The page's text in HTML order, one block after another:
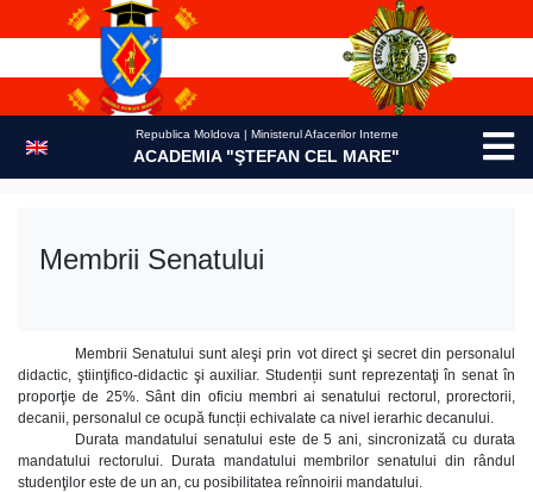
Republica Moldova | Ministerul Afacerilor Interne
ACADEMIA "ŞTEFAN CEL MARE"
Membrii Senatului
Membrii Senatului sunt aleşi prin vot direct şi secret din personalul
didactic, ştiinţifico-didactic şi auxiliar. Studenții sunt reprezentaţi în senat în
proporţie de 25%. Sânt din oficiu membri ai senatului rectorul, prorectorii,
decanii, personalul ce ocupă funcții echivalate ca nivel ierarhic decanului.
Durata mandatului senatului este de 5 ani, sincronizată cu durata
mandatului rectorului. Durata mandatului membrilor senatului din rândul
studenţilor este de un an, cu posibilitatea reînnoirii mandatului.